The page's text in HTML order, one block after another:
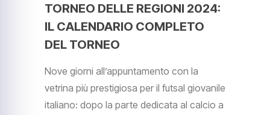
TORNEO DELLE REGIONI 2024:
IL CALENDARIO COMPLETO
DEL TORNEO
Nove giorni all’appuntamento con la
vetrina più prestigiosa per il futsal giovanile
italiano: dopo la parte dedicata al calcio a